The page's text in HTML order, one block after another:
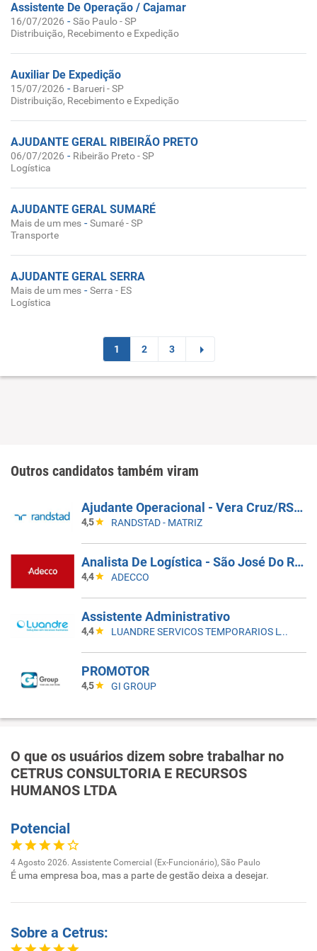
Assistente De Operação / Cajamar
16/07/2026 -São Paulo - SP
Distribuição, Recebimento e Expedição
Auxiliar De Expedição
15/07/2026 - Barueri - SP
Distribuição, Recebimento e Expedição
AJUDANTE GERAL RIBEIRÃO PRETO
06/07/2026 - Ribeirão Preto - SP
Logística
AJUDANTE GERAL SUMARÉ
Mais de um mes -Sumaré - SP
Transporte
AJUDANTE GERAL SERRA
Mais de um mes -Serra - ES
Logística
1 2 3
Outros candidatos também viram
Ajudante Operacional - Vera Cruz/RS - Coca-Cola FEMSA
4,5 RANDSTAD - MATRIZ
Analista De Logística - São José Do Rio Preto/SP
4,4 ADECCO
Assistente Administrativo
4,4 LUANDRE SERVICOS TEMPORARIOS LTDA. (C-I)
PROMOTOR
4,5 GI GROUP
O que os usuários dizem sobre trabalhar no
CETRUS CONSULTORIA E RECURSOS
HUMANOS LTDA
Potencial
4 Agosto 2026. Assistente Comercial (Ex-Funcionário), São Paulo
É uma empresa boa, mas a parte de gestão deixa a desejar.
Sobre a Cetrus: